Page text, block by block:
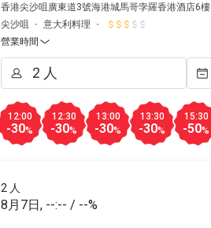
香港尖沙咀廣東道3號海港城馬哥孛羅香港酒店6樓
尖沙咀
意大利料理
營業時間
12:00
-30%
12:30
-30%
13:00
-30%
13:30
-30%
15:30
-50%
2 人
8月7日, --:-- / --%